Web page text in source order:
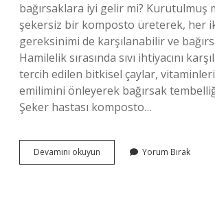
bağırsaklara iyi gelir mi? Kurutulmuş
şekersiz bir komposto üreterek, her iki
gereksinimi de karşılanabilir ve
Hamilelik sırasında sıvı ihtiyacını
tercih edilen bitkisel çaylar,
emilimini önleyerek bağırsak
Şeker hastası komposto…
Devamını okuyun Komposto
Neye
Yorum Bırak